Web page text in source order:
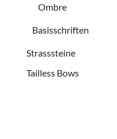
Ombre
Basisschriften
Strasssteine
Tailless Bows